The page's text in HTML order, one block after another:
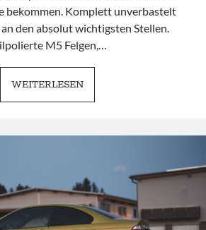
bekommen. Komplett unverbastelt
den absolut wichtigsten Stellen.
M5 Felgen,…
WEITERLESENBMW
E34
|
KRAFT